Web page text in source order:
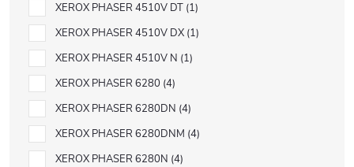
XEROX PHASER 4510V DT 1
XEROX PHASER 4510V DX 1
XEROX PHASER 4510V N 1
XEROX PHASER 6280 4
XEROX PHASER 6280DN 4
XEROX PHASER 6280DNM 4
XEROX PHASER 6280N 4